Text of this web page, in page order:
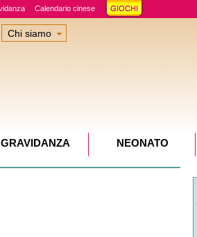
Calendario cinese
Chi siamo
GRAVIDANZA NEONATO